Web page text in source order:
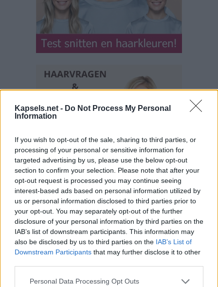
Kapsels.net - Do Not Process My Personal
Information
If you wish to opt-out of the sale, sharing to third parties, or
processing of your personal or sensitive information for
targeted advertising by us, please use the below opt-out
section to confirm your selection. Please note that after your
opt-out request is processed you may continue seeing
interest-based ads based on personal information utilized by
us or personal information disclosed to third parties prior to
your opt-out. You may separately opt-out of the further
disclosure of your personal information by third parties on the
IAB’s list of downstream participants. This information may
also be disclosed by us to third parties on the IAB’s List of
Downstream Participants that may further disclose it to other
Personal Data Processing Opt Outs